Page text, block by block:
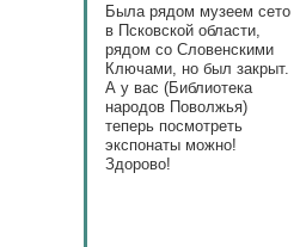
Была рядом музеем сето
в Псковской области,
рядом со Словенскими
Ключами, но был закрыт.
А у вас (Библиотека
народов Поволжья)
теперь посмотреть
экспонаты можно!
Здорово!